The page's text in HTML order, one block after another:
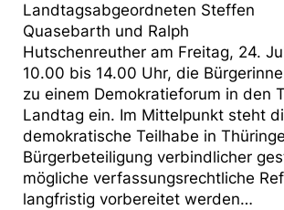
Landtagsabgeordneten Steffen
Quasebarth und Ralph
Hutschenreuther am Freitag, 24.
10.00 bis 14.00 Uhr, die
zu einem Demokratieforum in den
Landtag ein. Im Mittelpunkt steht
demokratische Teilhabe in
Bürgerbeteiligung verbindlicher
mögliche verfassungsrechtliche
langfristig vorbereitet werden…